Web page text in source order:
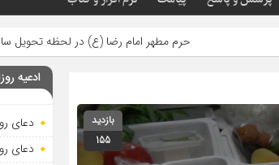
حرم مطهر امام رضا (ع) در لحظه تحویل سال مصرف
بازدید
155
ادعیه
دعای
دعای